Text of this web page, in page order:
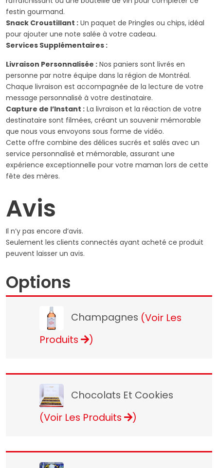
festin gourmand.
Snack Croustillant : Un paquet de Pringles ou chips, idéal
pour ajouter une note salée à votre cadeau.
Services Supplémentaires :
Livraison Personnalisée : Nos paniers sont livrés en
personne par notre équipe dans la région de Montréal.
Chaque livraison est accompagnée de la lecture de votre
message personnalisé à votre destinataire.
Capture de l’Instant : La livraison et la réaction de votre
destinataire sont filmées, créant un souvenir mémorable
que nous vous envoyons sous forme de vidéo.
Cette offre combine des délices sucrés et salés avec un
service personnalisé et mémorable, assurant une
expérience exceptionnelle pour votre maman lors de cette
fête des mères.
Avis
Il n’y pas encore d’avis.
Seulement les clients connectés ayant acheté ce produit
peuvent laisser un avis.
Options
Champagnes (Voir Les
Produits
)
Chocolats Et Cookies
(Voir Les Produits
)